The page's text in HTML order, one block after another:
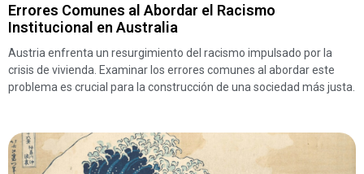
Errores Comunes al Abordar el Racismo
Institucional en Australia
Austria enfrenta un resurgimiento del racismo impulsado por la
crisis de vivienda. Examinar los errores comunes al abordar este
problema es crucial para la construcción de una sociedad más justa.